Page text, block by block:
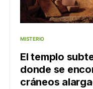
MISTERIO
El templo
donde se
cráneos